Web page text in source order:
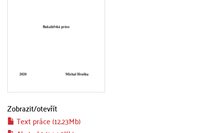
Zobrazit/otevřít
Text práce (12.23Mb)